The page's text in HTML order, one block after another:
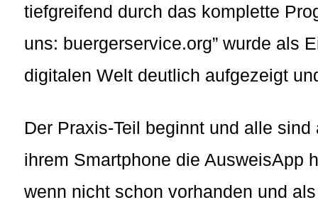
tiefgreifend durch das komplette
uns: buergerservice.org” wurde als
digitalen Welt deutlich aufgezeigt
Der Praxis-Teil beginnt und alle sind
ihrem Smartphone die AusweisApp
wenn nicht schon vorhanden und